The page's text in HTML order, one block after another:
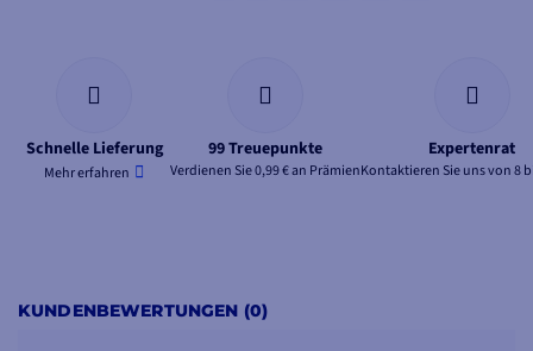
Schnelle Lieferung
Mehr erfahren
99 Treuepunkte
Verdienen Sie 0,99 € an Prämien
Expertenrat
Kontaktieren Sie uns von 8
KUNDENBEWERTUNGEN (0)